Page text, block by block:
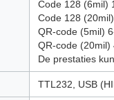
Code 128 (6mil)
Code 128
QR-code (5mil)
QR-code (20mil)
De prestaties
TTL232, USB